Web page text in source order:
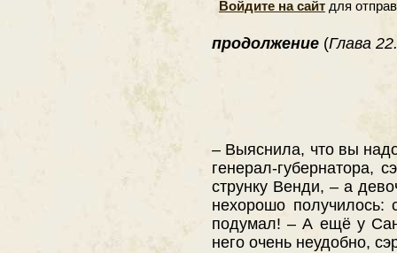
Войдите на сайт для
продолжение (Глава
– Выяснила, что вы
генерал-губернатора,
струнку Венди, – а
нехорошо
подумал! – А ещё у
него очень неудобно,